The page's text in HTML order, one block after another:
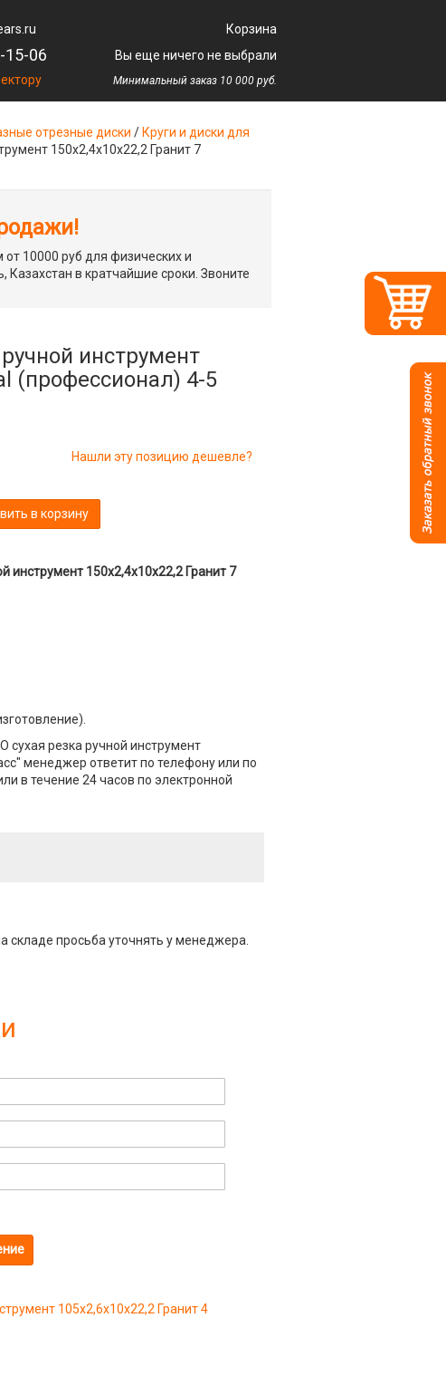
15-06
Корзина
Вы еще ничего не выбрали
Минимальный заказ 10 000 руб.
отрезные диски / Круги и диски для
150x2,4x10x22,2 Гранит 7
10000 руб для физических и
Казахстан в кратчайшие сроки. Звоните
инструмент
(профессионал) 4-5
Нашли эту позицию дешевле?
в корзину
инструмент 150x2,4x10x22,2 Гранит 7
резка ручной инструмент
менеджер ответит по телефону или по
в течение 24 часов по электронной
просьба уточнять у менеджера.
105x2,6x10x22,2 Гранит 4